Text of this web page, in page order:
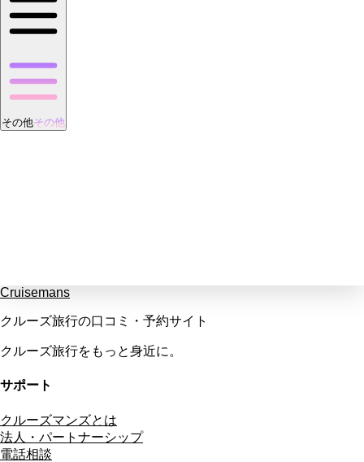
その他その他
Cruisemans
クルーズ旅行の口コミ・予約サイト
クルーズ旅行をもっと身近に。
サポート
クルーズマンズとは
法人・パートナーシップ
電話相談